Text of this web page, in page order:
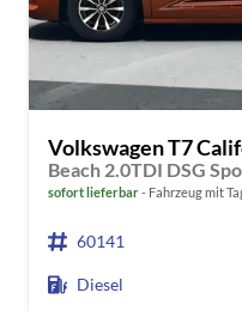
Volkswagen T7
sofort lieferbar Fahrzeug mit
60141
Diesel